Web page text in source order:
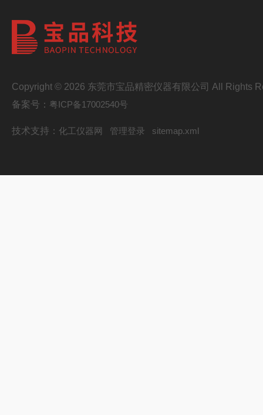
Copyright © 2026 东莞市宝品精密仪器有限公司 All Rights
备案号： 粤ICP备17002540号
技术支持： 化工仪器网 管理登录 sitemap.xml